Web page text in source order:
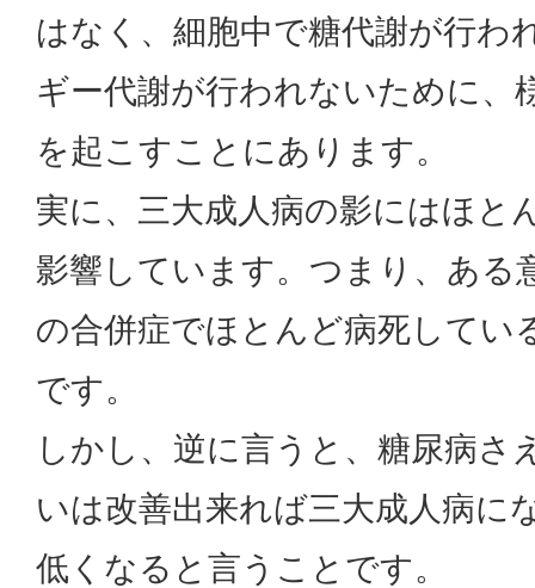
はなく、細胞中で糖代謝が行わ
ギー代謝が行われないために、
を起こすことにあります。
実に、三大成人病の影にはほと
影響しています。つまり、ある
の合併症でほとんど病死してい
です。
しかし、逆に言うと、糖尿病さ
いは改善出来れば三大成人病に
低くなると言うことです。